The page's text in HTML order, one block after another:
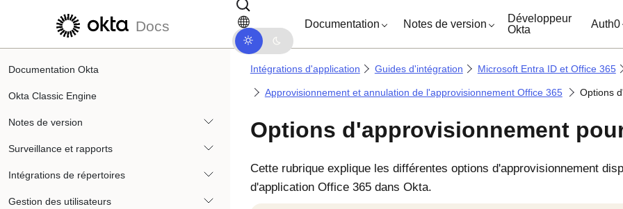
Passer au contenu principal Passer à la navigation dans les documents
Docs Documentation Notes de version
Développeur
Okta
Auth0
Documentation Okta
Okta Classic Engine
Notes de version
Surveillance et rapports
Intégrations de répertoires
Gestion des utilisateurs
Intégrations d'application Guides d'intégration Microsoft Entra ID et Office 365
Approvisionnement et annulation de l'approvisionnement Office 365 Options
Options d'approvisionnement
Cette rubrique explique les différentes options d'approvisionnement
d'application Office 365 dans Okta.